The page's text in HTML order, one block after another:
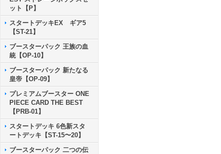
ット【P】
スタートデッキEX ギア5
【ST-21】
ブースターパック 王族の血
統【OP-10】
ブースターパック 新たなる
皇帝【OP-09】
プレミアムブースター ONE
PIECE CARD THE BEST
【PRB-01】
スタートデッキ 6色新スタ
ートデッキ【ST-15〜20】
ブースターパック 二つの伝